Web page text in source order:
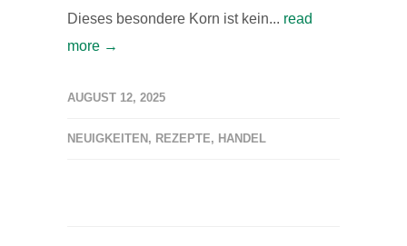
Dieses besondere Korn ist kein... read
more →
AUGUST 12, 2025
NEUIGKEITEN , REZEPTE, HANDEL